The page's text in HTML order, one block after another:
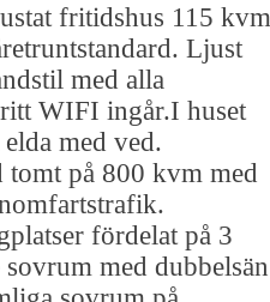
fritidshus 115 kvm
Ljust
med alla
WIFI ingår.I huset
med ved.
på 800 kvm med
fördelat på 3
med